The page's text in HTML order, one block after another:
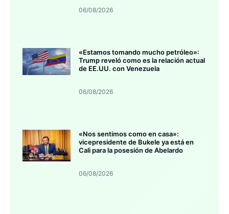
06/08/2026
«Estamos tomando mucho petróleo»:
Trump reveló como es la relación actual
de EE.UU. con Venezuela
06/08/2026
«Nos sentimos como en casa»:
vicepresidente de Bukele ya está en
Cali para la posesión de Abelardo
06/08/2026